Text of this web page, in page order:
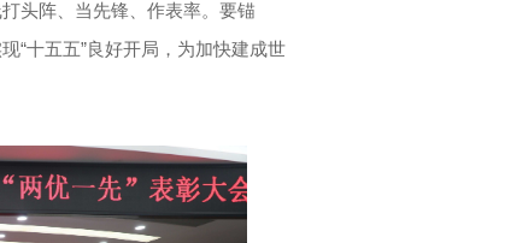
头阵、当先锋、作表率。要锚
“十五五”良好开局，为加快建成世